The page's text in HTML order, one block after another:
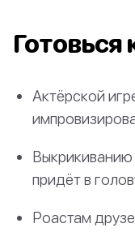
Готовься
Актёрской
Выкрикиванию
придёт в
Роастам